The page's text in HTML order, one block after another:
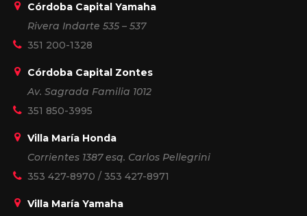
Córdoba Capital Yamaha
Rivera Indarte 535 – 537
351 200-1328
Córdoba Capital Zontes
Av. Sagrada Familia 1012
351 850-3995
Villa María Honda
Corrientes 1387 esq. Carlos Pellegrini
353 427-8970 / 353 427-8971
Villa María Yamaha